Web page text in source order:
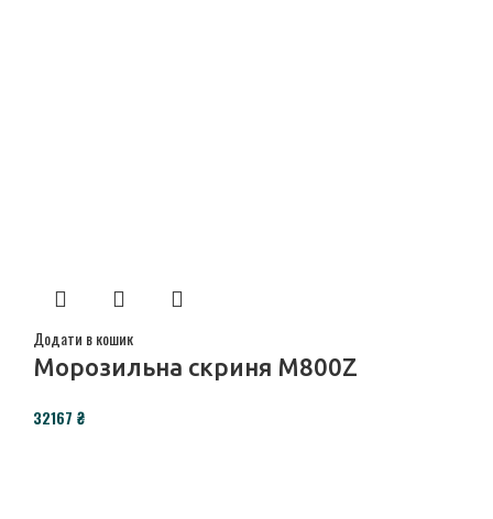
Додати в кошик
Морозильна скриня M800Z
₴